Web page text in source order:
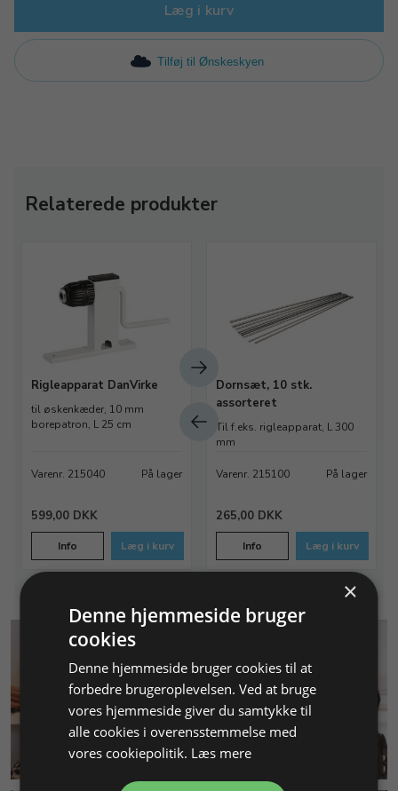
Læg i kurv
Tilføj til Ønskeskyen
Relaterede produkter
Rigleapparat DanVirke
til øskenkæder, 10 mm
borepatron, L 25 cm
Varenr. 215040 På lager
599,00 DKK
Info Læg i kurv
Dornsæt, 10 stk.
assorteret
Til f.eks. rigleapparat, L 300
mm
Varenr. 215100 På lager
265,00 DKK
Info Læg i kurv
KUNDESERVICE
×
Denne hjemmeside bruger
cookies
Denne hjemmeside bruger cookies til at
forbedre brugeroplevelsen. Ved at bruge
vores hjemmeside giver du samtykke til
alle cookies i overensstemmelse med
vores cookiepolitik. Læs mere